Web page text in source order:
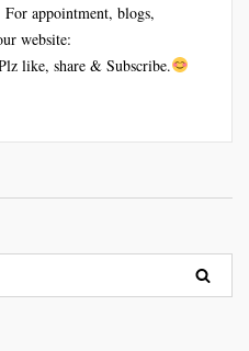
appointment, blogs,
website:
like, share & Subscribe.